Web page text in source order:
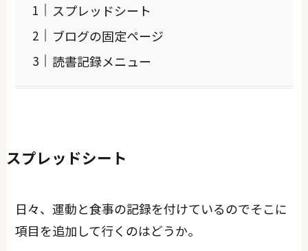
スプレッドシート
ブログの固定ページ
読書記録メニュー
スプレッドシート
日々、運動と食事の記録を付けているのでそこに
項目を追加して行くのはどうか。